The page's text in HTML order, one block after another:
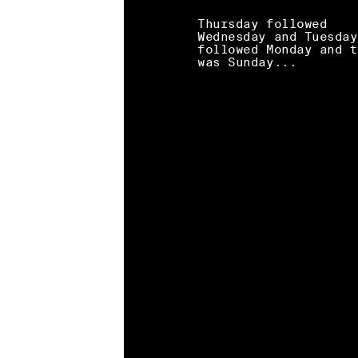
Thursday followed
Wednesday and Tuesday
followed Monday and
was Sunday...